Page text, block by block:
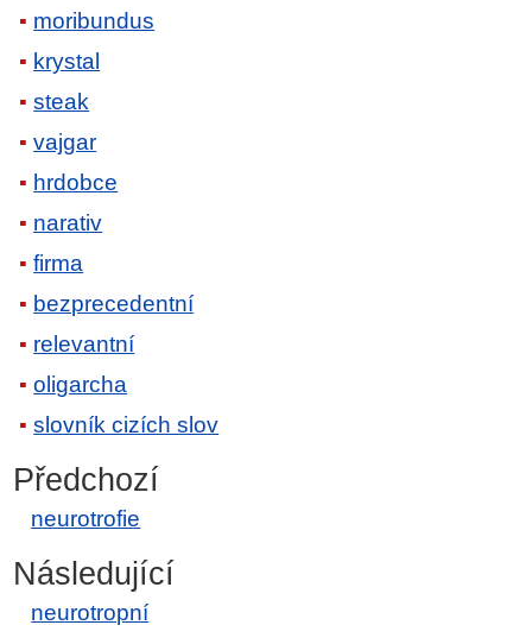
moribundus
krystal
steak
vajgar
hrdobce
narativ
firma
bezprecedentní
relevantní
oligarcha
slovník cizích slov
Předchozí
neurotrofie
Následující
neurotropní